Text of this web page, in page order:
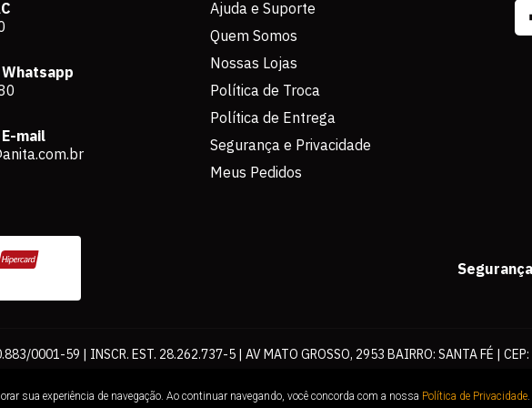
mail
Ajuda e Suporte
Quem Somos
Nossas Lojas
Política de Troca
Política de Entrega
Segurança e Privacidade
Meus Pedidos
Segurança
0001-59 | INSCR. EST. 28.262.737-5 | AV MATO GROSSO, 2953 BAIRRO: SANTA FÉ |
Loja. É proibida a utilização total ou parcial sem nossa autorização.
sua experiência de navegação. Ao continuar navegando, você concorda com a nossa Política de Privacidade